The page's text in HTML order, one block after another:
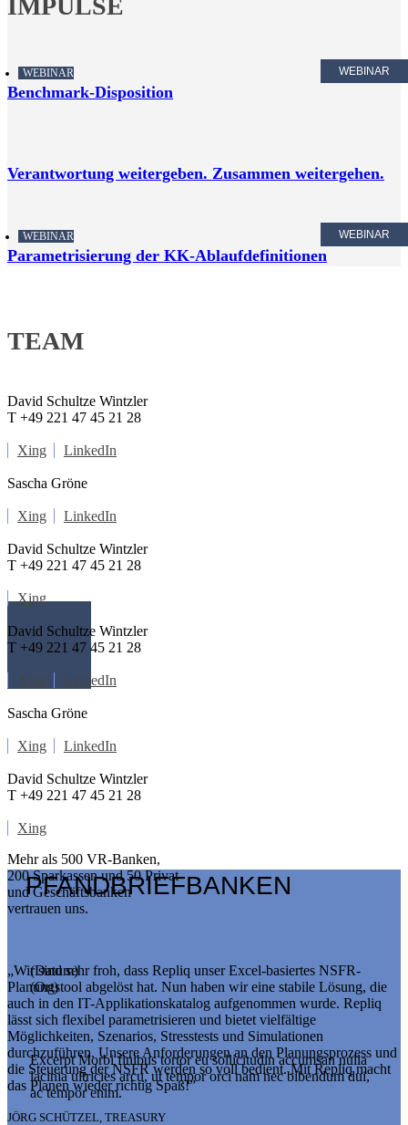
IMPULSE
WEBINAR WEBINAR
Benchmark-Disposition
Verantwortung weitergeben. Zusammen weitergehen.
WEBINAR WEBINAR
Parametrisierung der KK-Ablaufdefinitionen
TEAM
David Schultze Wintzler
T +49 221 47 45 21 28
Xing LinkedIn
Sascha Gröne
Xing LinkedIn
David Schultze Wintzler
T +49 221 47 45 21 28
Xing
David Schultze Wintzler
T +49 221 47 45 21 28
Xing LinkedIn
Sascha Gröne
Xing LinkedIn
David Schultze Wintzler
T +49 221 47 45 21 28
Xing
Mehr als 500 VR-Banken,
200 Sparkassen und 50 Privat-
und Geschäftsbanken
vertrauen uns.
„Wir sind sehr froh, dass Repliq unser Excel-basiertes NSFR-
Planungstool abgelöst hat. Nun haben wir eine stabile Lösung, die
auch in den IT-Applikationskatalog aufgenommen wurde. Repliq
lässt sich flexibel parametrisieren und bietet vielfältige
Möglichkeiten, Szenarios, Stresstests und Simulationen
durchzuführen. Unsere Anforderungen an den Planungsprozess und
die Steuerung der NSFR werden so voll bedient. Mit Repliq macht
das Planen wieder richtig Spaß!”
JÖRG SCHÜTZEL, TREASURY
PFANDBRIEFBANKEN
(Datum)
(Ort)
Excerpt Morbi finibus tortor eu sollicitudin accumsan nulla
lacinia ultricies arcu, ut tempor orci nam nec bibendum dui,
ac tempor enim.